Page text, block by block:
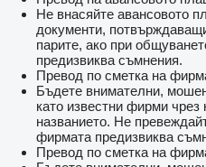
Не внасяйте авансовото
документи,
парите, ако при
предизвиква съмнения.
Превод по сметка на
Бъдете внимателни,
като известни фирми
названието. Не
фирмата предизвиква
Превод по сметка на